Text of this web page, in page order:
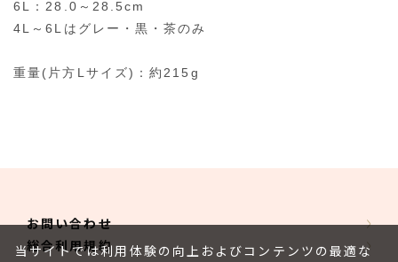
6L：28.0～28.5cm
4L～6Lはグレー・黒・茶のみ
重量(片方Lサイズ)：約215g
お問い合わせ
総合利用規約
当サイトでは利用体験の向上およびコンテンツの最適な